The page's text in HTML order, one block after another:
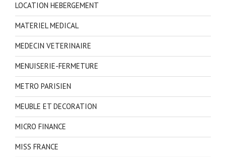
LOCATION HEBERGEMENT
MATERIEL MEDICAL
MEDECIN VETERINAIRE
MENUISERIE-FERMETURE
METRO PARISIEN
MEUBLE ET DECORATION
MICRO FINANCE
MISS FRANCE